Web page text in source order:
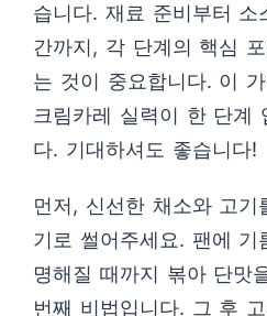
습니다. 재료 준비부터 소
간까지, 각 단계의 핵심
는 것이 중요합니다. 이
크림카레 실력이 한 단계
다. 기대하셔도 좋습니다!
먼저, 신선한 채소와 고
기로 썰어주세요. 팬에
명해질 때까지 볶아 단맛
번째 비법입니다. 그 후